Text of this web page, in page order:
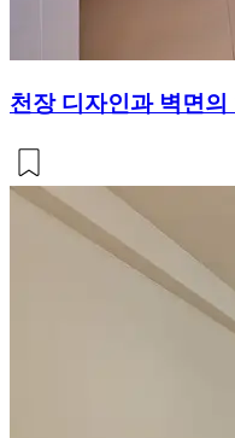
천장 디자인과 벽면